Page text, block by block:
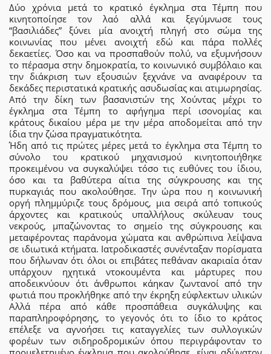
Δύο χρόνια μετά το κρατικό έγκλημα στα Τέμπη που
κινητοποίησε τον λαό αλλά και ξεγύμνωσε τους
“βασιλιάδες” ξύνει μία ανοιχτή πληγή στο σώμα της
κοινωνίας που μένει ανοιχτή εδώ και πάρα πολλές
δεκαετίες. Όσο και να προσπαθούν πολύ, να εξυμνήσουν
το πέρασμα στην δημοκρατία, το κοινωνικό συμβόλαιο και
την διάκριση των εξουσιών ξεχνάνε να αναφέρουν τα
δεκάδες περιστατικά κρατικής ασυδωσίας και ατιμωρησίας.
Από την δίκη των βασανιστών της Χούντας μέχρι το
έγκλημα στα Τέμπη το αφήγημα περί ισονομίας και
κράτους δικαίου μέρα με την μέρα αποδομείται από την
ίδια την ζώσα πραγματικότητα.
Ήδη από τις πρώτες μέρες μετά το έγκλημα στα Τέμπη το
σύνολο του κρατικού μηχανισμού κινητοποιήθηκε
προκειμένου να συγκαλύψει τόσο τις ευθύνες του ίδιου,
όσο και τα βαθύτερα αίτια της σύγκρουσης και της
πυρκαγιάς που ακολούθησε. Την ώρα που η κοινωνική
οργή πλημμύριζε τους δρόμους, μια σειρά από τοπικούς
άρχοντες και κρατικούς υπαλλήλους σκύλευαν τους
νεκρούς, μπαζώνοντας το σημείο της σύγκρουσης και
μεταφέροντας παράνομα χώματα και ανθρώπινα λείψανα
σε ιδιωτικά κτήματα. Ιατροδικαστές συνένταξαν πορίσματα
που δήλωναν ότι όλοι οι επιβάτες πεθάναν ακαριαία όταν
υπάρχουν ηχητικά ντοκουμέντα και μάρτυρες που
αποδεικνύουν ότι άνθρωποι κάηκαν ζωντανοί από την
φωτιά που προκλήθηκε από την έκρηξη εύφλεκτων υλικών
Αλλά πέρα από κάθε προσπάθεια συγκάλυψης και
παραπληροφόρησης, το γεγονός ότι το ίδιο το κράτος
επέλεξε να αγνοήσει τις καταγγελίες των συλλογικών
φορέων των σιδηροδρομικών όπου περιγράφονταν το